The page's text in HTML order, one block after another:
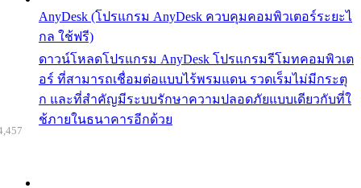
AnyDesk (โปรแกรม AnyDesk ควบคุมคอมพิวเตอร์ระยะไ
กล ใช้ฟรี)
ดาวน์โหลดโปรแกรม AnyDesk โปรแกรมรีโมทคอมพิวเต
อร์ ที่สามารถเชื่อมต่อแบบไร้พรมแดน รวดเร็มไม่มีกระตุ
ก และที่สำคัญมีระบบรักษาความปลอดภัยแบบเดียวกับที่ใ
ช้ภายในธนาคารอีกด้วย